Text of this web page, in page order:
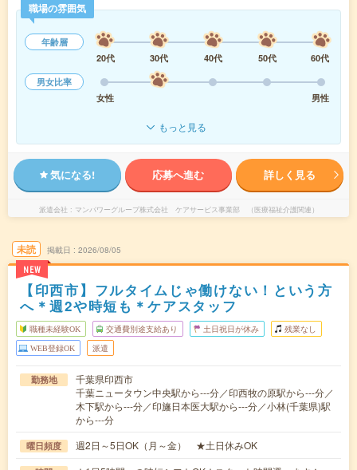
職場の雰囲気
年齢層
20代
30代 40代 50代
60代
男女比率
女性
男性
もっと見る
気になる! 応募へ進む 詳しく見る
派遣会社 マンパワーグループ株式会社 ケアサービス事業部 （医療福祉介護関連）
未読
NEW
掲載日 2026/08/05
【印西市】フルタイムじゃ働けない！という方
へ＊週2や時短も＊ケアスタッフ
職種未経験OK 交通費別途支給あり 土日祝日が休み 残業なし
WEB登録OK 派遣
勤務地
千葉県印西市
千葉ニュータウン中央駅から---分／印西牧の原駅から---分／
木下駅から---分／印旛日本医大駅から---分／小林(千葉県)駅
から---分
曜日頻度 週2日～5日OK（月～金） ★土日休みOK